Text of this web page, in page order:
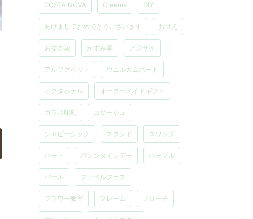
COSTA NOVA Creema DIY
あけましておめでとうございます お供え
お盆の花 かすみ草 アジサイ
アルファベット ウエルカムボード
オクタホテル オーダーメイドギフト
ガラス彫刻 コサージュ
シャビーシック スタンド スワッグ
ハート バレンタインデー パープル
パール ファベルフェス
フラワー教室 フレーム ブローチ